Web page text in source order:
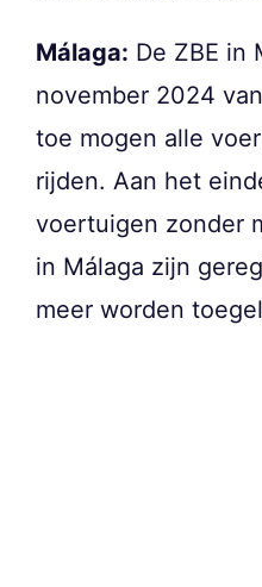
Málaga: De ZBE in
november 2024
toe mogen alle
rijden. Aan het
voertuigen zonder
in Málaga zijn
meer worden